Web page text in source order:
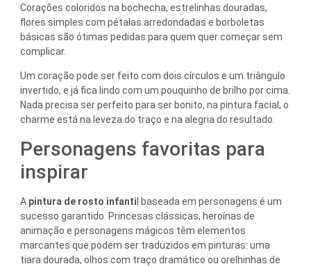
Corações coloridos na bochecha, estrelinhas douradas,
flores simples com pétalas arredondadas e borboletas
básicas são ótimas pedidas para quem quer começar sem
complicar.
Um coração pode ser feito com dois círculos e um triângulo
invertido, e já fica lindo com um pouquinho de brilho por cima.
Nada precisa ser perfeito para ser bonito, na pintura facial, o
charme está na leveza do traço e na alegria do resultado.
Personagens favoritas para
inspirar
A pintura de rosto infanti l baseada em personagens é um
sucesso garantido. Princesas clássicas, heroínas de
animação e personagens mágicos têm elementos
marcantes que podem ser traduzidos em pinturas: uma
tiara dourada, olhos com traço dramático ou orelhinhas de